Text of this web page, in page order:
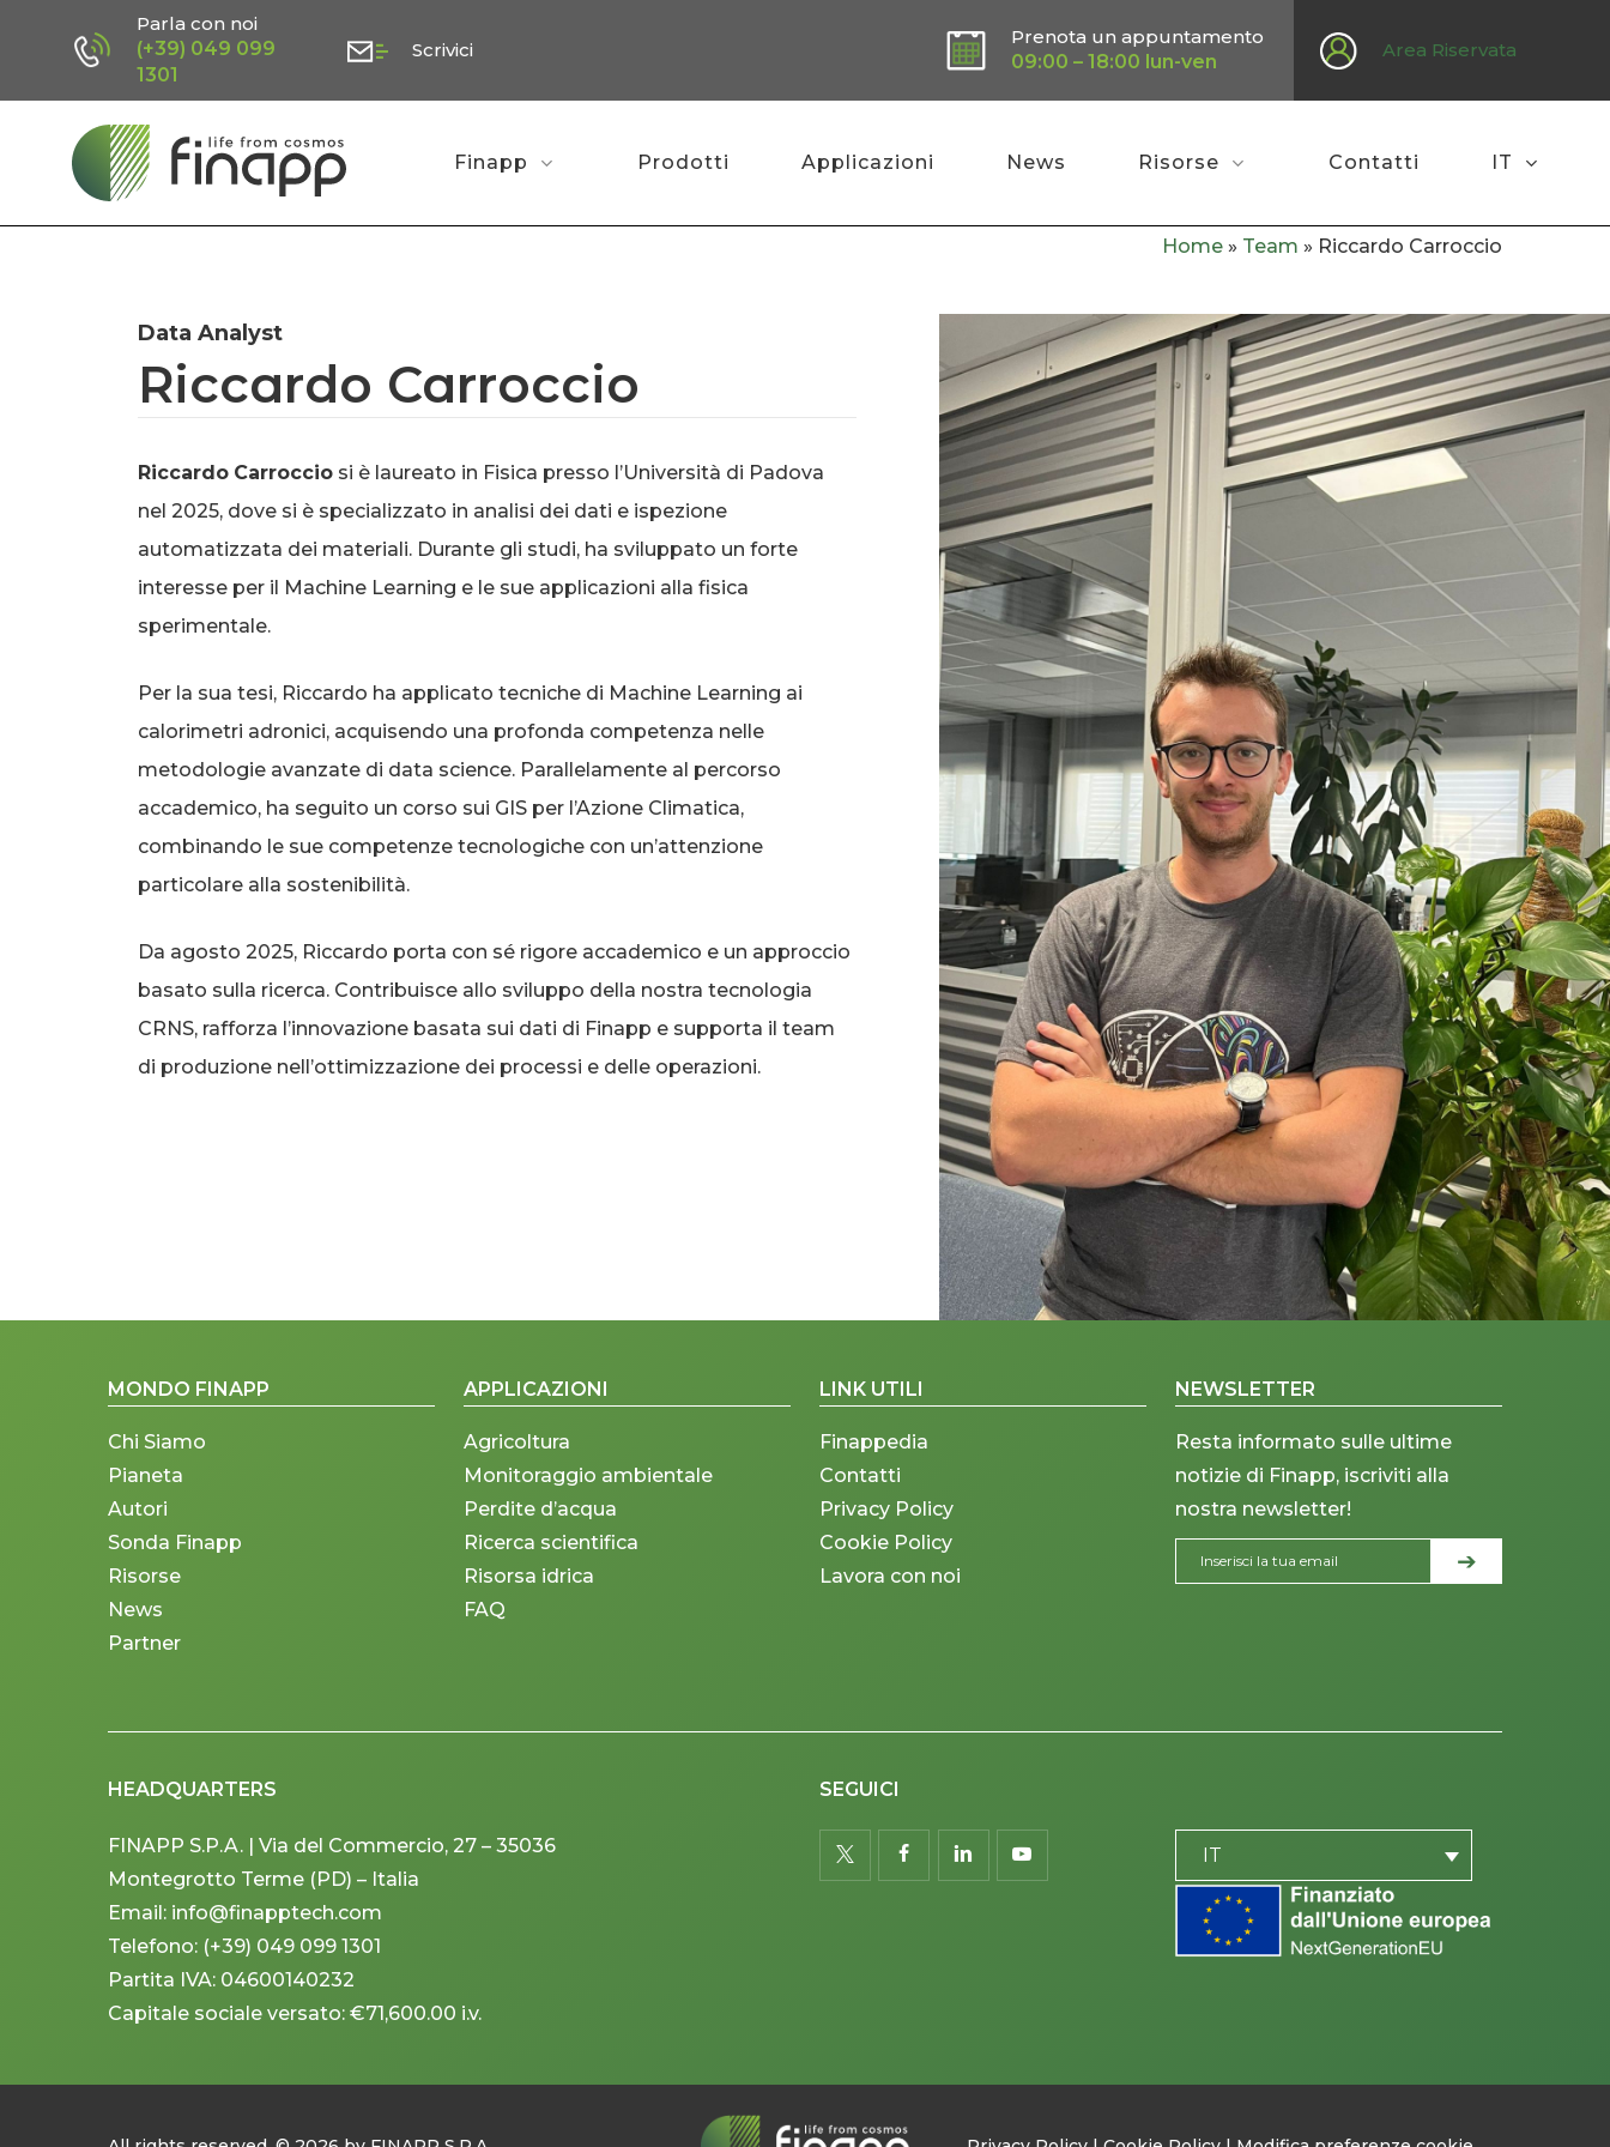
Parla con noi
(+39) 049 099
1301
Scrivici
Prenota un appuntamento
09:00 – 18:00 lun-ven
Area Riservata
Finapp Prodotti Applicazioni News Risorse Contatti IT
Home » Team » Riccardo Carroccio
Data Analyst
Riccardo Carroccio
Riccardo Carrocciosi è laureato in Fisica presso l’Università di Padova
nel 2025, dove si è specializzato in analisi dei dati e ispezione
automatizzata dei materiali. Durante gli studi, ha sviluppato un forte
interesse per il Machine Learning e le sue applicazioni alla fisica
sperimentale.
Per la sua tesi, Riccardo ha applicato tecniche di Machine Learning ai
calorimetri adronici, acquisendo una profonda competenza nelle
metodologie avanzate di data science. Parallelamente al percorso
accademico, ha seguito un corso sui GIS per l’Azione Climatica,
combinando le sue competenze tecnologiche con un’attenzione
particolare alla sostenibilità.
Da agosto 2025, Riccardo porta con sé rigore accademico e un approccio
basato sulla ricerca. Contribuisce allo sviluppo della nostra tecnologia
CRNS, rafforza l’innovazione basata sui dati di Finapp e supporta il team
di produzione nell’ottimizzazione dei processi e delle operazioni.
MONDO FINAPP
Chi Siamo
Pianeta
Autori
Sonda Finapp
Risorse
News
Partner
APPLICAZIONI
Agricoltura
Monitoraggio ambientale
Perdite d’acqua
Ricerca scientifica
Risorsa idrica
FAQ
LINK UTILI
Finappedia
Contatti
Privacy Policy
Cookie Policy
Lavora con noi
NEWSLETTER
Resta informato sulle ultime
notizie di Finapp, iscriviti alla
nostra newsletter!
HEADQUARTERS
FINAPP S.P.A. | Via del Commercio, 27 – 35036
Montegrotto Terme (PD) – Italia
Email: info@finapptech.com
Telefono: (+39) 049 099 1301
Partita IVA: 04600140232
Capitale sociale versato: €71,600.00 i.v.
SEGUICI
twitterfacebooklinkedinyoutube IT